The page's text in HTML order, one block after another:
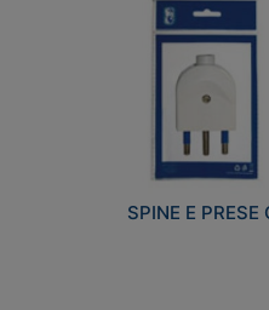
SPINE E PRESE